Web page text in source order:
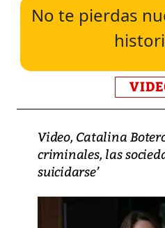
No te pierdas
Video, Catalina
criminales, las
suicidarse’